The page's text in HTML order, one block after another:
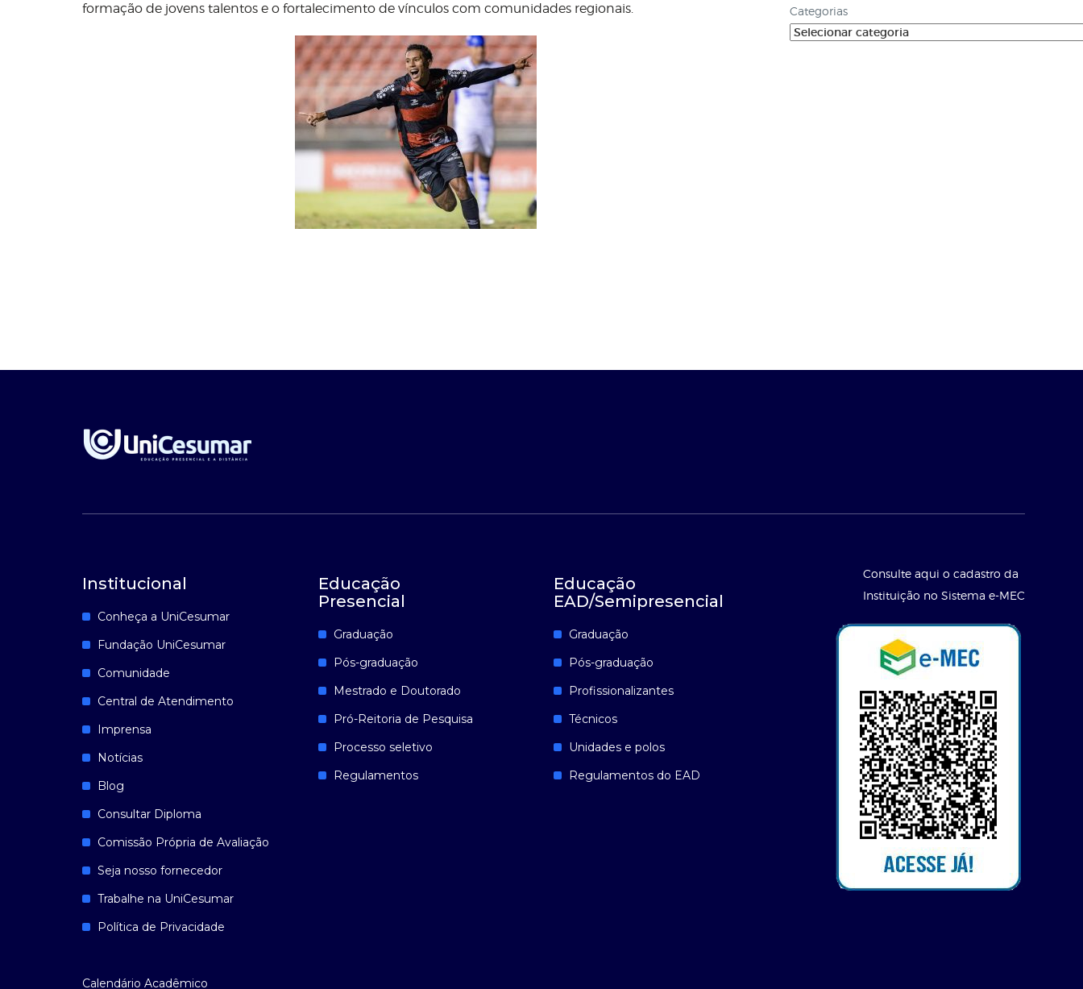
formação de jovens talentos e o fortalecimento de vínculos com comunidades regionais.
Categorias
Institucional
Conheça a UniCesumar
Fundação UniCesumar
Comunidade
Central de Atendimento
Imprensa
Notícias
Blog
Consultar Diploma
Comissão Própria de Avaliação
Seja nosso fornecedor
Trabalhe na UniCesumar
Política de Privacidade
Calendário Acadêmico
Educação
Presencial
Graduação
Pós-graduação
Mestrado e Doutorado
Pró-Reitoria de Pesquisa
Processo seletivo
Regulamentos
Educação
EAD/Semipresencial
Graduação
Pós-graduação
Profissionalizantes
Técnicos
Unidades e polos
Regulamentos do EAD
Consulte aqui o cadastro da
Instituição no Sistema e-MEC